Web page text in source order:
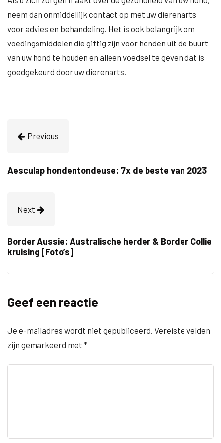
neem dan onmiddellijk contact op met uw dierenarts
voor advies en behandeling. Het is ook belangrijk om
voedingsmiddelen die giftig zijn voor honden uit de buurt
van uw hond te houden en alleen voedsel te geven dat is
goedgekeurd door uw dierenarts.
Previous
Aesculap hondentondeuse: 7x de beste van 2023
Next
Border Aussie: Australische herder & Border Collie
kruising [Foto’s]
Geef een reactie
Je e-mailadres wordt niet gepubliceerd. Vereiste velden
zijn gemarkeerd met *